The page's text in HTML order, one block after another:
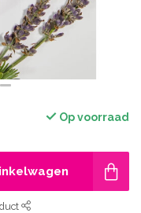
Op voorraad